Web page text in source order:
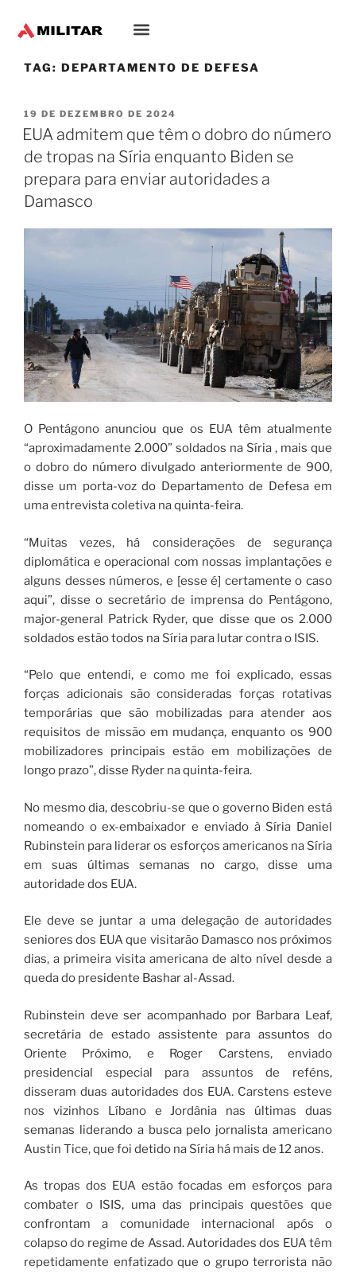
TAG: DEPARTAMENTO DE DEFESA
19 DE DEZEMBRO DE 2024
EUA admitem que têm o dobro do número
de tropas na Síria enquanto Biden se
prepara para enviar autoridades a
Damasco
O Pentágono anunciou que os EUA têm atualmente
“aproximadamente 2.000” soldados na Síria , mais que
o dobro do número divulgado anteriormente de 900,
disse um porta-voz do Departamento de Defesa em
uma entrevista coletiva na quinta-feira.
“Muitas vezes, há considerações de segurança
diplomática e operacional com nossas implantações e
alguns desses números, e [esse é] certamente o caso
aqui”, disse o secretário de imprensa do Pentágono,
major-general Patrick Ryder, que disse que os 2.000
soldados estão todos na Síria para lutar contra o ISIS.
“Pelo que entendi, e como me foi explicado, essas
forças adicionais são consideradas forças rotativas
temporárias que são mobilizadas para atender aos
requisitos de missão em mudança, enquanto os 900
mobilizadores principais estão em mobilizações de
longo prazo”, disse Ryder na quinta-feira.
No mesmo dia, descobriu-se que o governo Biden está
nomeando o ex-embaixador e enviado à Síria Daniel
Rubinstein para liderar os esforços americanos na Síria
em suas últimas semanas no cargo, disse uma
autoridade dos EUA.
Ele deve se juntar a uma delegação de autoridades
seniores dos EUA que visitarão Damasco nos próximos
dias, a primeira visita americana de alto nível desde a
queda do presidente Bashar al-Assad.
Rubinstein deve ser acompanhado por Barbara Leaf,
secretária de estado assistente para assuntos do
Oriente Próximo, e Roger Carstens, enviado
presidencial especial para assuntos de reféns,
disseram duas autoridades dos EUA. Carstens esteve
nos vizinhos Líbano e Jordânia nas últimas duas
semanas liderando a busca pelo jornalista americano
Austin Tice, que foi detido na Síria há mais de 12 anos.
As tropas dos EUA estão focadas em esforços para
combater o ISIS, uma das principais questões que
confrontam a comunidade internacional após o
colapso do regime de Assad. Autoridades dos EUA têm
repetidamente enfatizado que o grupo terrorista não